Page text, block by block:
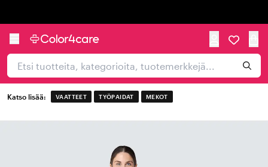
Katso lisää: VAATTEET TYÖPAIDAT MEKOT